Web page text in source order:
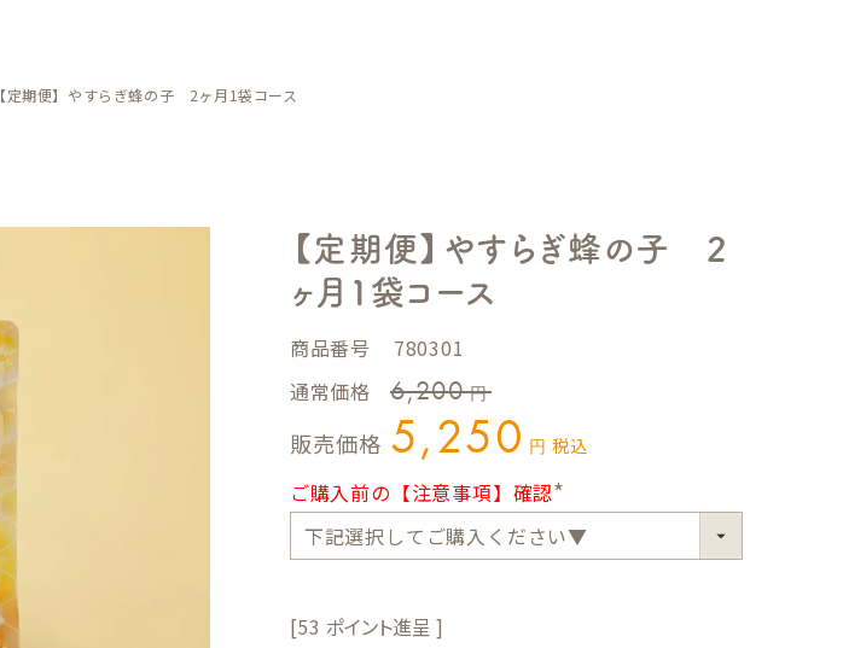
【定期便】やすらぎ蜂の子 2ヶ月1袋コース
【定期便】やすらぎ蜂の子 2
ヶ月1袋コース
商品番号
780301
通常価格
6,200
販売価格 5,250 税込
ご購入前の【注意事項】確認
(
必
須
53